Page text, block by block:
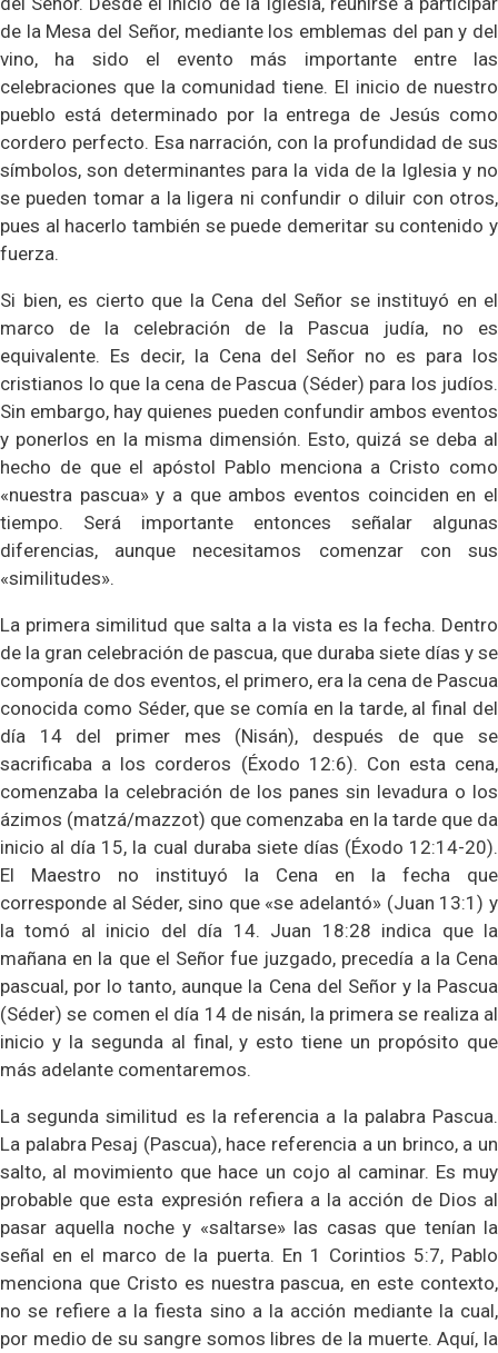
de la Mesa del Señor, mediante los emblemas del pan y del
vino, ha sido el evento más importante entre las
celebraciones que la comunidad tiene. El inicio de nuestro
pueblo está determinado por la entrega de Jesús como
cordero perfecto. Esa narración, con la profundidad de sus
símbolos, son determinantes para la vida de la Iglesia y no
se pueden tomar a la ligera ni confundir o diluir con otros,
pues al hacerlo también se puede demeritar su contenido y
fuerza.
Si bien, es cierto que la Cena del Señor se instituyó en el
marco de la celebración de la Pascua judía, no es
equivalente. Es decir, la Cena del Señor no es para los
cristianos lo que la cena de Pascua (Séder) para los judíos.
Sin embargo, hay quienes pueden confundir ambos eventos
y ponerlos en la misma dimensión. Esto, quizá se deba al
hecho de que el apóstol Pablo menciona a Cristo como
«nuestra pascua» y a que ambos eventos coinciden en el
tiempo. Será importante entonces señalar algunas
diferencias, aunque necesitamos comenzar con sus
«similitudes».
La primera similitud que salta a la vista es la fecha. Dentro
de la gran celebración de pascua, que duraba siete días y se
componía de dos eventos, el primero, era la cena de Pascua
conocida como Séder, que se comía en la tarde, al final del
día 14 del primer mes (Nisán), después de que se
sacrificaba a los corderos (Éxodo 12:6). Con esta cena,
comenzaba la celebración de los panes sin levadura o los
ázimos (matzá/mazzot) que comenzaba en la tarde que da
inicio al día 15, la cual duraba siete días (Éxodo 12:14-20).
El Maestro no instituyó la Cena en la fecha que
corresponde al Séder, sino que «se adelantó» (Juan 13:1) y
la tomó al inicio del día 14. Juan 18:28 indica que la
mañana en la que el Señor fue juzgado, precedía a la Cena
pascual, por lo tanto, aunque la Cena del Señor y la Pascua
(Séder) se comen el día 14 de nisán, la primera se realiza al
inicio y la segunda al final, y esto tiene un propósito que
más adelante comentaremos.
La segunda similitud es la referencia a la palabra Pascua.
La palabra Pesaj (Pascua), hace referencia a un brinco, a un
salto, al movimiento que hace un cojo al caminar. Es muy
probable que esta expresión refiera a la acción de Dios al
pasar aquella noche y «saltarse» las casas que tenían la
señal en el marco de la puerta. En 1 Corintios 5:7, Pablo
menciona que Cristo es nuestra pascua, en este contexto,
no se refiere a la fiesta sino a la acción mediante la cual,
por medio de su sangre somos libres de la muerte. Aquí, la